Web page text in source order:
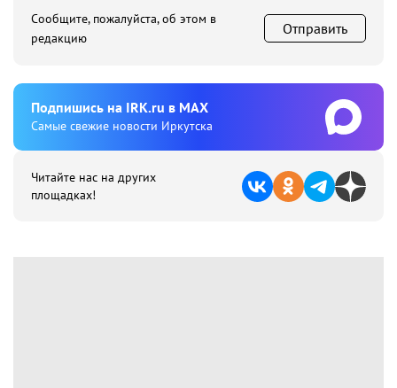
Сообщите, пожалуйста, об этом в
редакцию
Отправить
Подпишиcь на IRK.ru в MAX
Cамые свежие новости Иркутска
Читайте нас на других
площадках!